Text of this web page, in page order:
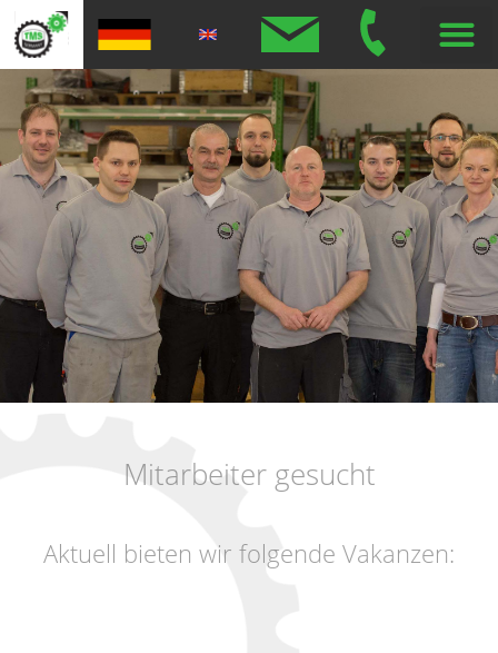
Mitarbeiter gesucht
Aktuell bieten wir folgende Vakanzen: